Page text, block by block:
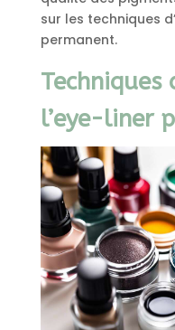
sur les techniques
permanent.
Techniques
l’eye-liner